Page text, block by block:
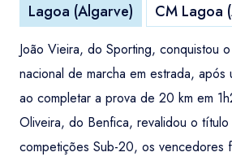
Lagoa (Algarve)
CM Lagoa
João Vieira, do Sporting, conquistou
nacional de marcha em estrada, após
ao completar a prova de 20 km em
Oliveira, do Benfica, revalidou o título
competições Sub-20, os vencedores